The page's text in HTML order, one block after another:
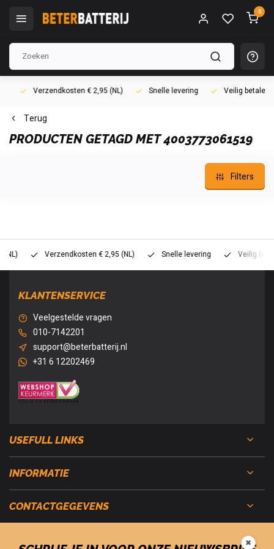
0
Verzendkosten € 2,95 (NL) Snelle levering Veilig betalen
Terug
PRODUCTEN GETAGD MET 4003773061519
Filters
Verzendkosten € 2,95 (NL) Snelle levering Veilig betalen
KLANTENSERVICE
Veelgestelde vragen
010-7142201
support@beterbatterij.nl
+31 6 12202469
USEFULL LINKS
INFORMATIE
CONTACTGEGEVENS
✖